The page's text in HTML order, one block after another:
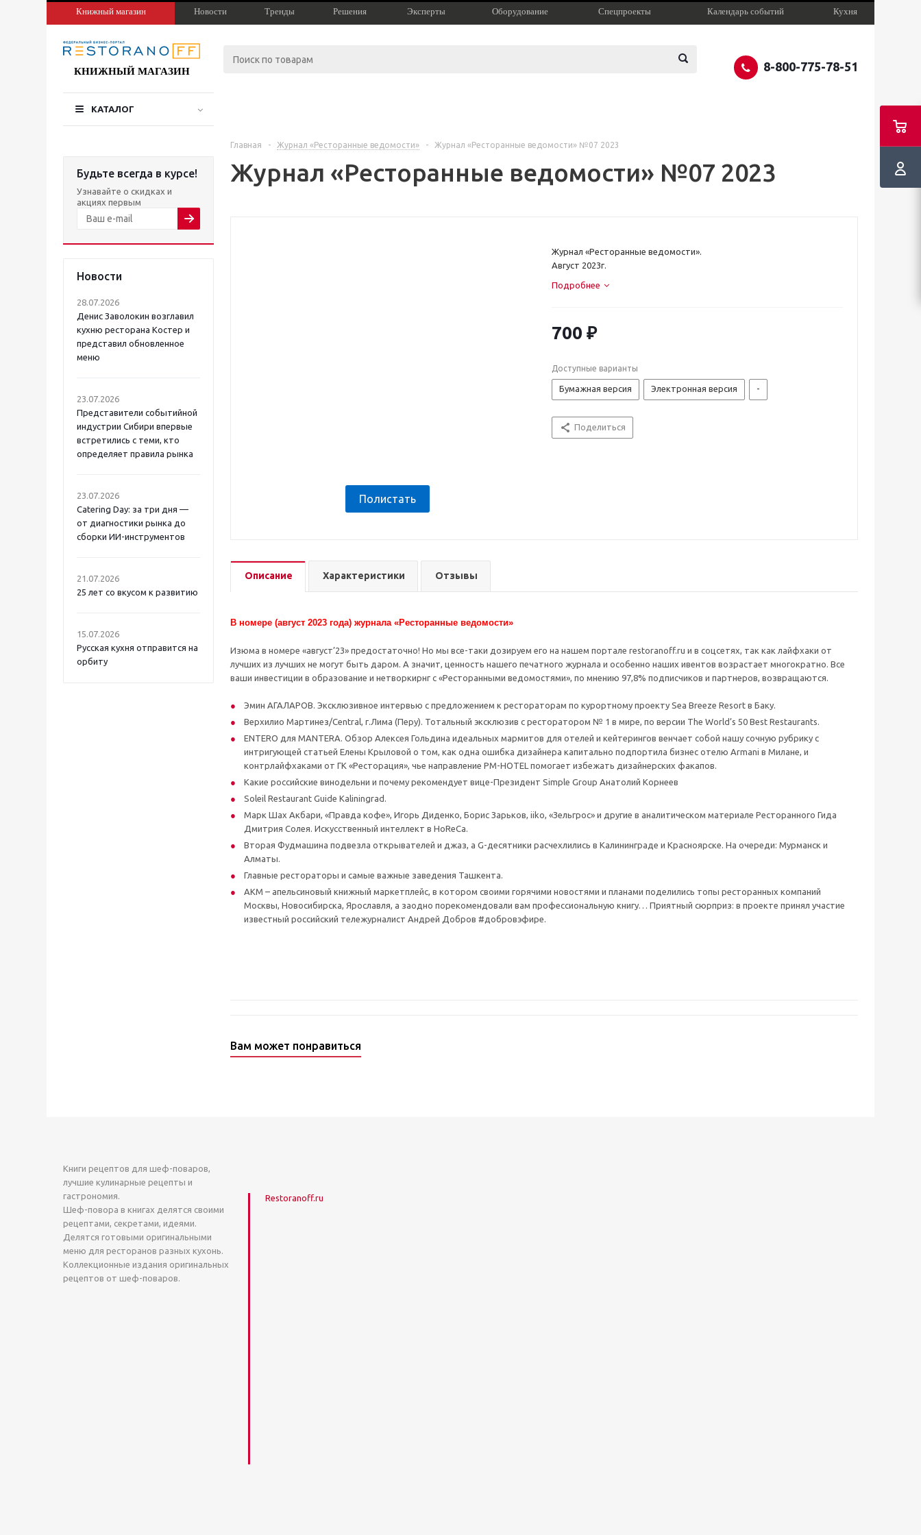
Книжный магазин Новости Тренды Решения Эксперты Оборудование Спецпроекты Календарь событий Кухня
КНИЖНЫЙ МАГАЗИН 8-800-775-78-51
КАТАЛОГ
Будьте всегда в курсе!
Узнавайте о скидках и
акциях первым
Новости
28.07.2026
Денис Заволокин возглавил
кухню ресторана Костер и
представил обновленное
меню
23.07.2026
Представители событийной
индустрии Сибири впервые
встретились с теми, кто
определяет правила рынка
23.07.2026
Catering Day: за три дня —
от диагностики рынка до
сборки ИИ-инструментов
21.07.2026
25 лет со вкусом к развитию
15.07.2026
Русская кухня отправится на
орбиту
Главная - Журнал «Ресторанные ведомости» - Журнал «Ресторанные ведомости» №07 2023
Журнал «Ресторанные ведомости» №07 2023
Полистать
Журнал «Ресторанные ведомости».
Август 2023г.
Подробнее
700 ₽
Доступные варианты
Бумажная версия Электронная версия -
Поделиться
Описание Характеристики Отзывы
В номере (август 2023 года) журнала «Ресторанные ведомости»
Изюма в номере «август’23» предостаточно! Но мы все-таки дозируем его на нашем портале restoranoff.ru и в соцсетях, так как лайфхаки от
лучших из лучших не могут быть даром. А значит, ценность нашего печатного журнала и особенно наших ивентов возрастает многократно. Все
ваши инвестиции в образование и нетворкирнг с «Ресторанными ведомостями», по мнению 97,8% подписчиков и партнеров, возвращаются.
Эмин АГАЛАРОВ. Эксклюзивное интервью с предложением к рестораторам по курортному проекту Sea Breeze Resort в Баку.
Верхилио Мартинез/Central, г.Лима (Перу). Тотальный эксклюзив с ресторатором № 1 в мире, по версии The World’s 50 Best Restaurants.
ENTERO для MANTERA. Обзор Алексея Гольдина идеальных мармитов для отелей и кейтерингов венчает собой нашу сочную рубрику с
интригующей статьей Елены Крыловой о том, как одна ошибка дизайнера капитально подпортила бизнес отелю Armani в Милане, и
контрлайфхаками от ГК «Ресторация», чье направление PM-HOTEL помогает избежать дизайнерских факапов.
Какие российские винодельни и почему рекомендует вице-Президент Simple Group Анатолий Корнеев
Soleil Restaurant Guide Kaliningrad.
Марк Шах Акбари, «Правда кофе», Игорь Диденко, Борис Зарьков, iiko, «Зельгрос» и другие в аналитическом материале Ресторанного Гида
Дмитрия Солея. Искусственный интеллект в HoReCa.
Вторая Фудмашина подвезла открывателей и джаз, а G-десятники расчехлились в Калининграде и Красноярске. На очереди: Мурманск и
Алматы.
Главные рестораторы и самые важные заведения Ташкента.
АКМ – апельсиновый книжный маркетплейс, в котором своими горячими новостями и планами поделились топы ресторанных компаний
Москвы, Новосибирска, Ярославля, а заодно порекомендовали вам профессиональную книгу… Приятный сюрприз: в проекте принял участие
известный российский тележурналист Андрей Добров #добровэфире.
Вам может понравиться
Книги рецептов для шеф-поваров,
лучшие кулинарные рецепты и
гастрономия.
Шеф-повора в книгах делятся своими
рецептами, секретами, идеями.
Делятся готовыми оригинальными
меню для ресторанов разных кухонь.
Коллекционные издания оригинальных
рецептов от шеф-поваров.
Restoranoff.ru